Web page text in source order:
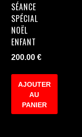
SÉANCE
SPÉCIAL
NOËL
ENFANT
200.00 €
AJOUTER
AU
PANIER